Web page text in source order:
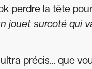
perdre la tête
jouet surcoté qui
précis… que